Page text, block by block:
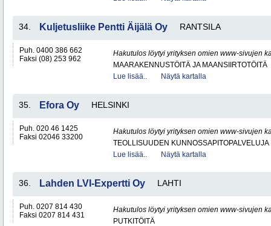
34. Kuljetusliike Pentti Äijälä Oy RANTSILA
Puh. 0400 386 662
Faksi (08) 253 962
Hakutulos löytyi yrityksen omien www-sivujen
MAARAKENNUSTÖITÄ JA MAANSIIRTOTÖITÄ
Lue lisää..
Näytä kartalla
35. Efora Oy HELSINKI
Puh. 020 46 1425
Faksi 02046 33200
Hakutulos löytyi yrityksen omien www-sivujen
TEOLLISUUDEN KUNNOSSAPITOPALVELUJA
Lue lisää..
Näytä kartalla
36. Lahden LVI-Expertti Oy LAHTI
Puh. 0207 814 430
Faksi 0207 814 431
Hakutulos löytyi yrityksen omien www-sivujen
PUTKITÖITÄ